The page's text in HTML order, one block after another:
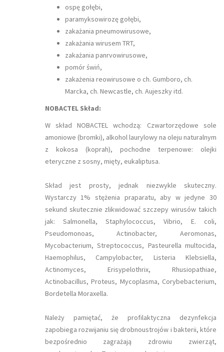
ospę gołębi,
paramyksowirozę gołębi,
zakażania pneumowirusowe,
zakażania wirusem TRT,
zakażania panrvowirusowe,
pomór świń,
zakażenia reowirusowe o ch. Gumboro, ch.
Marcka, ch. Newcastle, ch. Aujeszky itd.
NOBACTEL Skład:
W skład NOBACTEL wchodzą: Czwartorzędowe sole
amoniowe (bromki), alkohol laurylowy na oleju naturalnym
z kokosa (koprah), pochodne terpenowe: olejki
eteryczne z sosny, mięty, eukaliptusa.
Skład jest prosty, jednak niezwykle skuteczny.
Wystarczy 1% stężenia praparatu, aby w jedyne 30
sekund skutecznie zlikwidować szczepy wirusów takich
jak: Salmonella, Staphylococcus, Vibrio, E. coli,
Pseudomonoas, Actinobacter, Aeromonas,
Mycobacterium, Streptococcus, Pasteurella multocida,
Haemophilus, Campylobacter, Listeria Klebsiella,
Actinomyces, Erisypelothrix, Rhusiopathiae,
Actinobacillus, Proteus, Mycoplasma, Corybebacterium,
Bordetella Moraxella.
Należy pamiętać, że profilaktyczna dezynfekcja
zapobiega rozwijaniu się drobnoustrojów i bakterii, które
bezpośrednio zagrażają zdrowiu zwierząt,